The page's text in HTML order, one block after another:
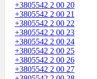
+3805542 2 00 20
+3805542 2 00 21
+3805542 2 00 22
+3805542 2 00 23
+3805542 2 00 24
+3805542 2 00 25
+3805542 2 00 26
+3805542 2 00 27